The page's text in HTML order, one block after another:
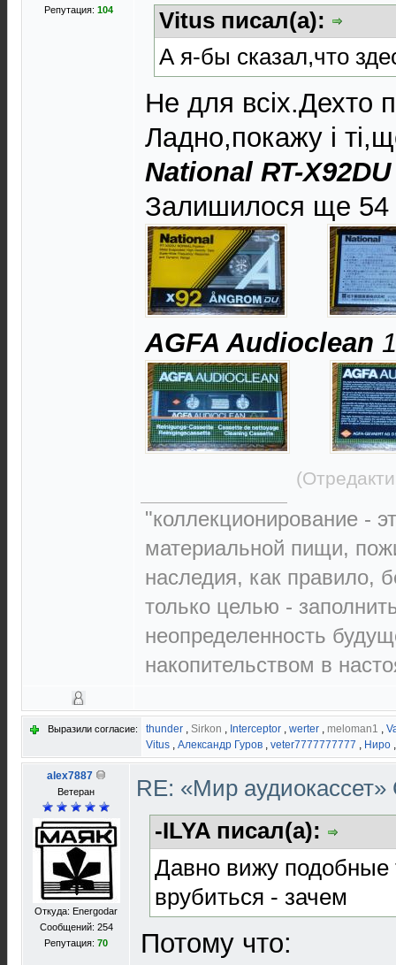
Репутация: 104
Vitus писал(а):
А я-бы сказал,что
Не для всіх.Дехто
Ладно,покажу і
National RT-X92DU
Залишилося ще 54
AGFA Audioclean
"коллекционирование -
материальной пищи,
наследия, как правило,
только целью -
неопределенность
накопительством в
Выразили согласие: thunder , Sirkon , Interceptor , werter , meloman1 ,
Vitus , Александр Гуров , veter7777777777 , Ниро
alex7887
Ветеран
Откуда: Energodar
Сообщений: 254
Репутация: 70
RE: «Мир
-ILYA писал(а):
Давно вижу подобные
врубиться - зачем
Потому что: